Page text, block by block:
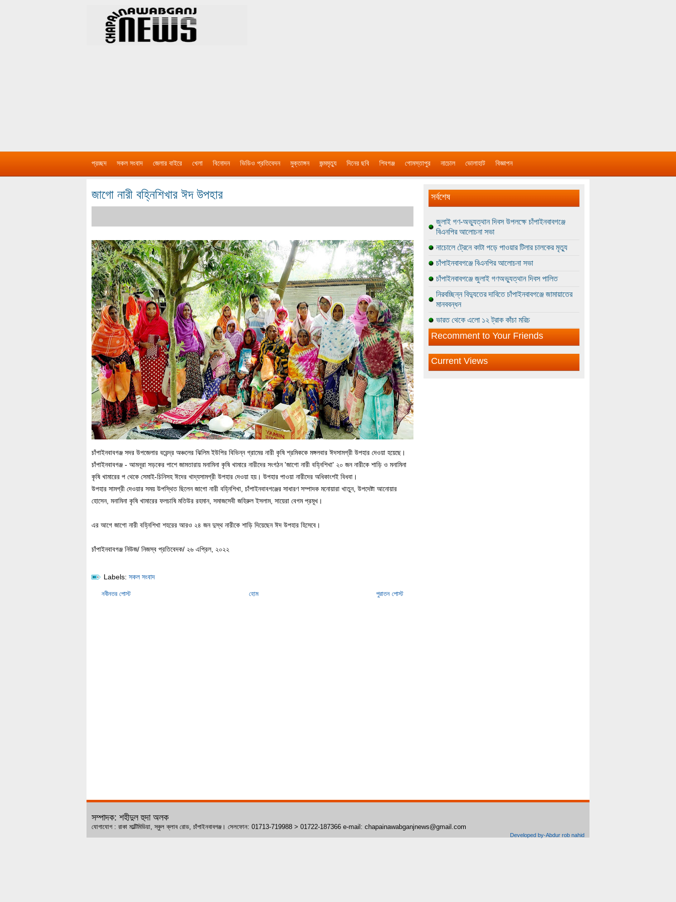
প্রচ্ছদ সকল সংবাদ জেলার বাইরে খেলা বিনোদন ভিডিও প্রতিবেদন মুক্তাঙ্গন জন্মমৃত্যু দিনের ছবি শিবগঞ্জ গোমস্তাপুর নাচোল ভোলাহাট বিজ্ঞাপন
জাগো নারী বহ্নিশিখার ঈদ উপহার
চাঁপাইনবাবগঞ্জ সদর উপজেলার বরেন্দ্র অঞ্চলের ঝিলিম ইউপির বিভিন্ন গ্রামের নারী কৃষি শ্রমিককে মঙ্গলবার ঈদসামগ্রী উপহার দেওয়া হয়েছে।
চাঁপাইনবাবগঞ্জ - আমনূরা সড়কের পাশে জামতারায় মনামিনা কৃষি খামারে নারীদের সংগঠন 'জাগো নারী বহ্নিশিখা' ২০ জন নারীকে শাড়ি ও মনামিনা
কৃষি খামারের প থেকে সেমাই-চিনিসহ ঈদের খাদ্যসামগ্রী উপহার দেওয়া হয়। উপহার পাওয়া নারীদের অধিকাংশই বিধবা।
উপহার সামগ্রী দেওয়ার সময় উপস্থিত ছিলেন জাগো নারী বহ্নিশিখা, চাঁপাইনবাবগঞ্জের সাধারণ সম্পাদক মনোয়ারা খাতুন, উপদেষ্টা আনোয়ার
হোসেন, মনামিনা কৃষি খামারের ফলচাষি মতিউর রহমান, সমাজসেবী জহিরুল ইসলাম, সায়েরা বেগম প্রমূখ।
এর আগে জাগো নারী বহ্নিশিখা শহরের আরও ২৪ জন দুস্থ নারীকে শাড়ি দিয়েছেন ঈদ উপহার হিসেবে।
চাঁপাইনবাবগঞ্জ নিউজ/ নিজস্ব প্রতিবেদক/ ২৬ এপ্রিল, ২০২২
Labels: সকল সংবাদ
নবীনতর পোস্ট পুরাতন পোস্ট
হোম
সর্বশেষ
জুলাই গণ-অভ্যুত্থান দিবস উপলক্ষে চাঁপাইনবাবগঞ্জে
বিএনপির আলোচনা সভা
নাচোলে ট্রেনে কাটা পড়ে পাওয়ার টিলার চালকের মৃত্যু
চাঁপাইনবাবগঞ্জে বিএনপির আলোচনা সভা
চাঁপাইনবাবগঞ্জে জুলাই গণঅভ্যুত্থান দিবস পালিত
নিরবচ্ছিন্ন বিদ্যুতের দাবিতে চাঁপাইনবাবগঞ্জে জামায়াতের
মানববন্ধন
ভারত থেকে এলো ১২ ট্রাক কাঁচা মরিচ
Recomment to Your Friends
Current Views
সম্পাদক: শহীদুল হুদা অলক
যোগাযোগ : রাকা মাল্টিমিডিয়া, স্কুল ক্লাব রোড, চাঁপাইনবাবগঞ্জ। সেলফোন: 01713-719988 > 01722-187366 e-mail: chapainawabganjnews@gmail.com
Developed by-Abdur rob nahid